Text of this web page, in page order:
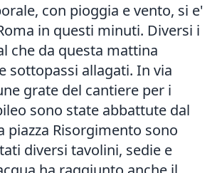
con pioggia e vento, si e'
in questi minuti. Diversi i
che da questa mattina
sottopassi allagati. In via
grate del cantiere per i
sono state abbattute dal
piazza Risorgimento sono
diversi tavolini, sedie e